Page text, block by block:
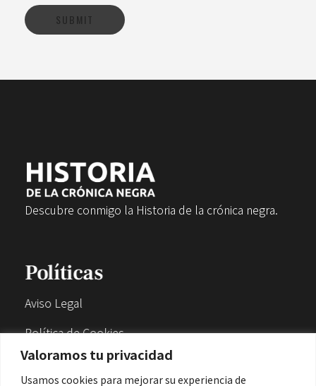
Valoramos tu privacidad
Usamos cookies para mejorar su experiencia de
Descubre conmigo la Historia de la crónica negra.
Políticas
Aviso Legal
Política de Cookies
Política de Privacidad